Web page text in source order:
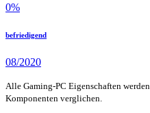
0%
befriedigend
08/2020
Alle Gaming-PC Eigenschaften
Komponenten verglichen.